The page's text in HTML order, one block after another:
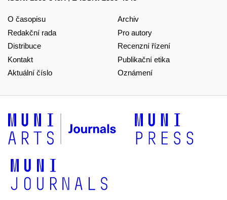
O časopisu
Redakční rada
Distribuce
Kontakt
Aktuální číslo
Archiv
Pro autory
Recenzní řízení
Publikační etika
Oznámení